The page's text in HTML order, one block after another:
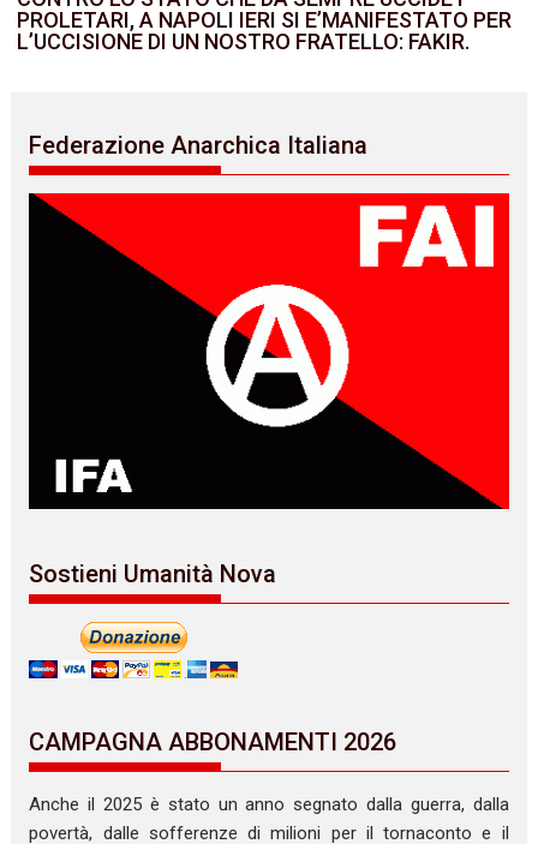
PROLETARI, A NAPOLI IERI SI E’MANIFESTATO PER
L’UCCISIONE DI UN NOSTRO FRATELLO: FAKIR.
Federazione Anarchica Italiana
Sostieni Umanità Nova
CAMPAGNA ABBONAMENTI 2026
Anche il 2025 è stato un anno segnato dalla guerra, dalla
povertà, dalle sofferenze di milioni per il tornaconto e il